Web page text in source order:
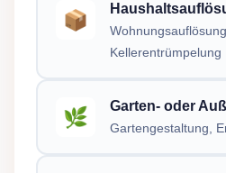
📦
Kellerentrümpelung
🌿 Garten- oder
Gartengestaltung,